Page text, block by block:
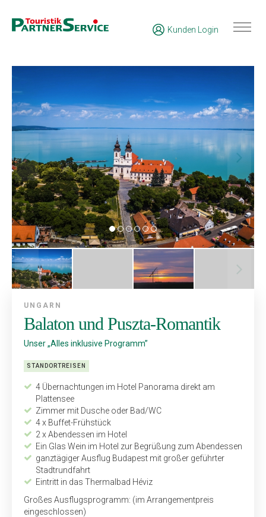
Kunden Login
UNGARN
Balaton und Puszta-Romantik
Unser „Alles inklusive Programm”
STANDORTREISEN
4 Übernachtungen im Hotel Panorama direkt am
Plattensee
Zimmer mit Dusche oder Bad/WC
4 x Buffet-Frühstück
2 x Abendessen im Hotel
Ein Glas Wein im Hotel zur Begrüßung zum Abendessen
ganztägiger Ausflug Budapest mit großer geführter
Stadtrundfahrt
Eintritt in das Thermalbad Héviz
Großes Ausflugsprogramm: (im Arrangementpreis
eingeschlossen)